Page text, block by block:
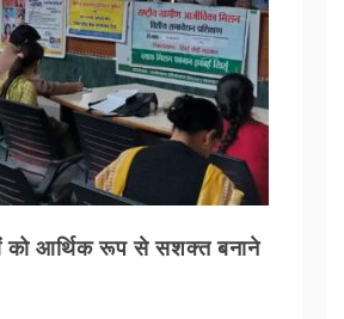
को आर्थिक रूप से सशक्त बनाने